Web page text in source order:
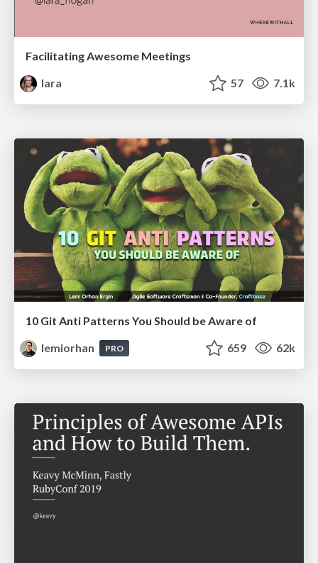
Facilitating Awesome Meetings
lara
57 7.1k
10 Git Anti Patterns You Should be Aware of
lemiorhan
PRO 659 62k